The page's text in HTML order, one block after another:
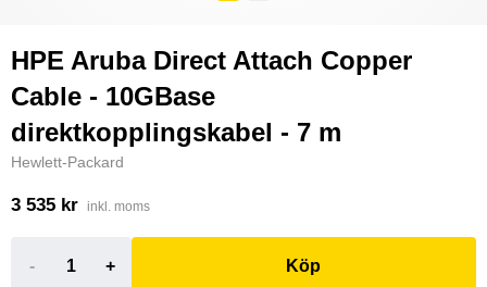
HPE Aruba Direct Attach Copper
Cable - 10GBase
direktkopplingskabel - 7 m
Hewlett-Packard
3 535 kr inkl. moms
- + Köp